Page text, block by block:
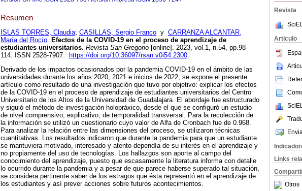
Revista
Articulo
Links
Otros
Resumen
ISLAS TORRES, Claudia; CASILLAS, Sergio Franco y CARRANZA ALCANTAR,
María del Rocío. Efectos de la COVID-19 en el proceso de aprendizaje de
estudiantes universitarios. Revista San Gregorio [online]. 2023, vol.1, n.54, pp.98-
114. ISSN 2528-7907.
https://doi.org/10.36097/rsan.v0i54.2300.
Derivado de los impactos ocasionados por la pandemia COVID-19 en el ámbito de las
universidades durante los años 2020, 2021 e inicios de 2022, se expone el presente
artículo como resultado de una investigación que tuvo por objetivo: explicar los efectos
de la COVID-19 en el proceso de aprendizaje de estudiantes universitarios del Centro
Universitario de los Altos de la Universidad de Guadalajara. El abordaje fue estructurado
y siguió el método de investigación holopráxico, desde el que se configuró un estudio
de nivel comprensivo, explicativo, de temporalidad transversal. Para la recolección de
la información se utilizó un cuestionario cuyo valor de Alfa de Cronbach fue de 0.968.
Para analizar la relación entre las dimensiones del proceso, se utilizaron técnicas
cuantitativas. Los resultados indicaron que durante la pandemia para que un estudiante
se mantuviera motivado, interesado y atento dependía de su interés en el aprendizaje y
no propiamente del uso de tecnologías. Los hallazgos son aporte al campo del
conocimiento del aprendizaje, puesto que escasamente la literatura informa con detalle
lo ocurrido durante la pandemia y a pesar de que parece haberse superado tal situación,
se considera pertinente saber de los estragos que ésta representó en el aprendizaje de
los estudiantes y así prever acciones sobre futuros acontecimientos.